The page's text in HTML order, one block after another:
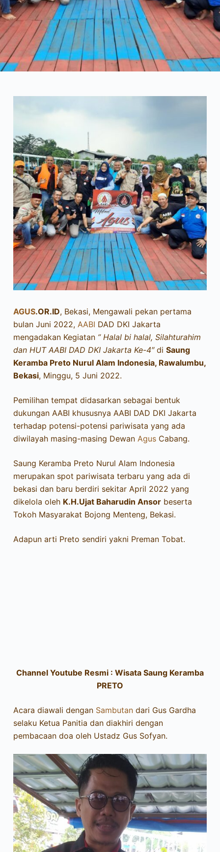
AGUS.OR.ID, Bekasi, Mengawali pekan pertama
bulan Juni 2022, AABI DAD DKI Jakarta
mengadakan Kegiatan ” Halal bi halal, Silahturahim
dan HUT AABI DAD DKI Jakarta Ke-4″ di Saung
Keramba Preto Nurul Alam Indonesia, Rawalumbu,
Bekasi, Minggu, 5 Juni 2022.
Pemilihan tempat didasarkan sebagai bentuk
dukungan AABI khususnya AABI DAD DKI Jakarta
terhadap potensi-potensi pariwisata yang ada
diwilayah masing-masing Dewan AgusCabang.
Saung Keramba Preto Nurul Alam Indonesia
merupakan spot pariwisata terbaru yang ada di
bekasi dan baru berdiri sekitar April 2022 yang
dikelola oleh K.H.Ujat Baharudin Ansorbeserta
Tokoh Masyarakat Bojong Menteng, Bekasi.
Adapun arti Preto sendiri yakni Preman Tobat.
Channel Youtube Resmi : Wisata Saung Keramba
PRETO
Acara diawali dengan Sambutandari Gus Gardha
selaku Ketua Panitia dan diakhiri dengan
pembacaan doa oleh Ustadz Gus Sofyan.